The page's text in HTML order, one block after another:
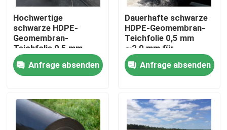
Startseite
Videos
Hochwertige
schwarze HDPE-
Geomembran-
Teichfolie 0,5 mm
∼2,0 mm für
Fischzucht,
Aquakulturbecken,
Dammwasserdichtung
Anfrage absenden
Dauerhafte schwarze
HDPE-Geomembran-
Teichfolie 0,5 mm
∼2,0 mm für
Kreislauf-
Fischbecken,
Aquakulturbecken,
Anfrage absenden